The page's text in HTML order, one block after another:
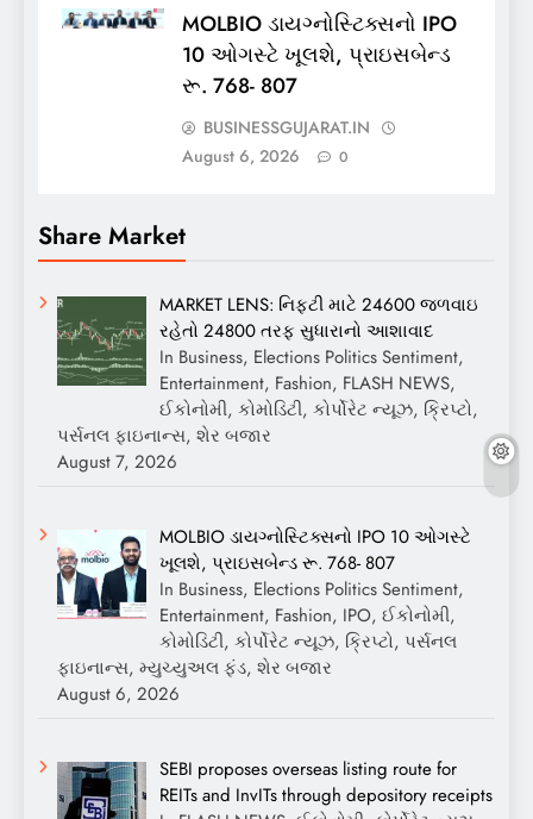
MOLBIO ડાયગ્નોસ્ટિક્સનો IPO
10 ઓગસ્ટે ખૂલશે, પ્રાઇસબેન્ડ
રૂ. 768- 807
BUSINESSGUJARAT.IN
August 6, 2026
0
Share Market
MARKET LENS: નિફ્ટી માટે 24600 જળવાઇ
રહેતો 24800 તરફ સુધારાનો આશાવાદ
In Business, Elections Politics Sentiment,
Entertainment, Fashion, FLASH NEWS,
ઈકોનોમી, કોમોડિટી, કોર્પોરેટ ન્યૂઝ, ક્રિપ્ટો,
પર્સનલ ફાઇનાન્સ, શેર બજાર
August 7, 2026
MOLBIO ડાયગ્નોસ્ટિક્સનો IPO 10 ઓગસ્ટે
ખૂલશે, પ્રાઇસબેન્ડ રૂ. 768- 807
In Business, Elections Politics Sentiment,
Entertainment, Fashion, IPO, ઈકોનોમી,
કોમોડિટી, કોર્પોરેટ ન્યૂઝ, ક્રિપ્ટો, પર્સનલ
ફાઇનાન્સ, મ્યુચ્યુઅલ ફંડ, શેર બજાર
August 6, 2026
SEBI proposes overseas listing route for
REITs and InvITs through depository receipts